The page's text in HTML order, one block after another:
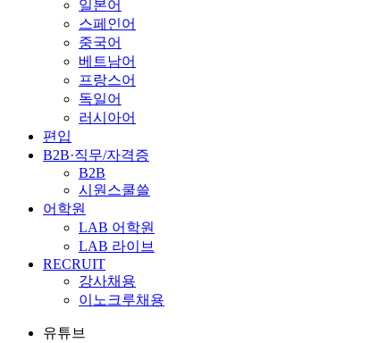
일본어
스페인어
중국어
베트남어
프랑스어
독일어
러시아어
편입
B2B·직무/자격증
B2B
시원스쿨쓸
어학원
LAB 어학원
LAB 라이브
RECRUIT
강사채용
이노크루채용
유튜브